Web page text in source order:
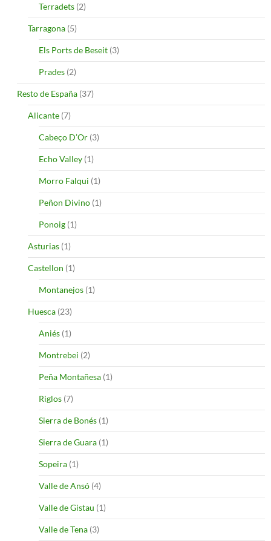
Terradets (2)
Tarragona (5)
Els Ports de Beseit (3)
Prades (2)
Resto de España (37)
Alicante (7)
Cabeço D’Or (3)
Echo Valley (1)
Morro Falqui (1)
Peñon Divino (1)
Ponoig (1)
Asturias (1)
Castellon (1)
Montanejos (1)
Huesca (23)
Aniés (1)
Montrebei (2)
Peña Montañesa (1)
Riglos (7)
Sierra de Bonés (1)
Sierra de Guara (1)
Sopeira (1)
Valle de Ansó (4)
Valle de Gistau (1)
Valle de Tena (3)